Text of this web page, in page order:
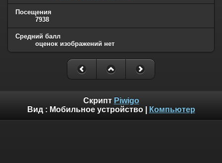
Посещения
7938
Средний балл
оценок изображений нет
Скрипт Piwigo
Вид : Мобильное устройство| Компьютер